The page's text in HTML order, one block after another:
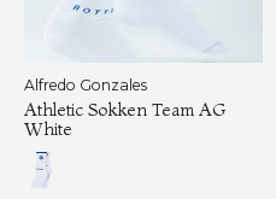
Alfredo Gonzales
Athletic Sokken Team AG
White